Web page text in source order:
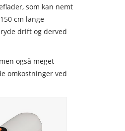
som kan nemt
cm lange
drift og derved
også meget
omkostninger ved